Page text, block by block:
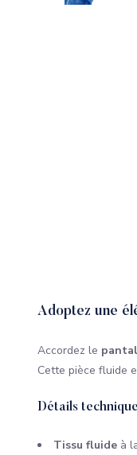
Adoptez une
Accordez le
Cette pièce fluide
Détails
Tissu fluide à